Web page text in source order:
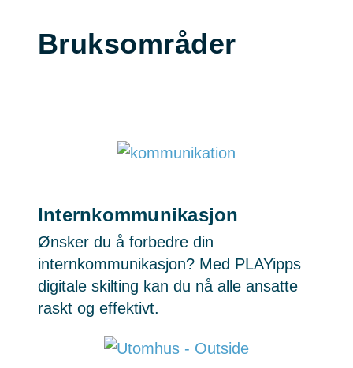
Bruksområder
Internkommunikasjon
Ønsker du å forbedre din
internkommunikasjon? Med PLAYipps
digitale skilting kan du nå alle ansatte
raskt og effektivt.